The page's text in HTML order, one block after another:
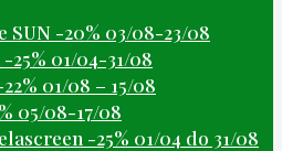
SUN -20% 03/08-23/08
25% 01/04-31/08
01/08 – 15/08
05/08-17/08
-25% 01/04 do 31/08